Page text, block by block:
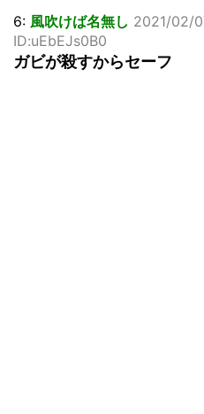
6: 風吹けば名無し 2021/02/
ID:uEbEJs0B0
ガビが殺すからセーフ